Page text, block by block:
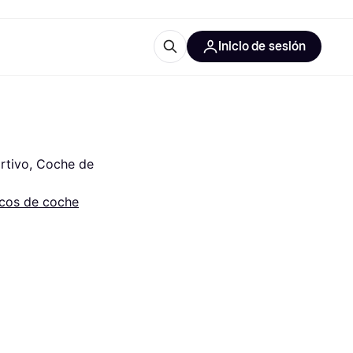
Inicio de sesión
Coche de
de coche